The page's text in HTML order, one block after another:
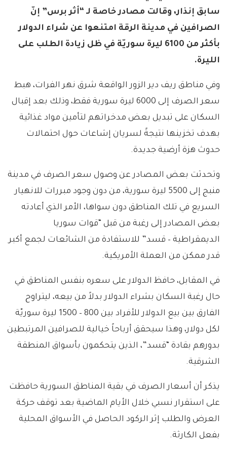
سابق إنذار، وقالت مصادر خاصة لـ “أثر برس” إنّ
الصرافين في مدينة الرقة امتنعوا عن شراء الدولار
بأكثر من 6100 ليرة سوريّة في ظل زيادة الطلب على
الليرة.
وفي مناطق ريف دير الزور الواقعة شرق نهر الفرات، هبط
سعر الصرف إلى 6000 ليرة سورية فقط، وذلك بعد إقبال
السكان على تبديل بعض مدخراتهم لتأمين مواد غذائية
بهدف تخزينها نتيجةً لسريان إشاعات حول احتمالات
حدوث هزة أرضية جديدة.
وتحدثت بعض المصادر عن وصول سعر الصرف في مدينة
منبج إلى 5500 ليرة سورية، من دون وجود مبررات للانهيار
السريع في تلك المناطق دون سواها، الأمر الذي أعادته
بعض المصادر إلى رغبة من قبل “قوات سوريا
الديمقراطية – قسد” للاستفادة من الشائعات لجمع أكبر
قدر ممكن من العملة الأمريكية.
في المقابل، حافظ الدولار على سعره بنفس المناطق في
حال رغبة السكان بشراء الدولار بدلاً من بيعه، ليتراوح
الفارق بين بيع الدولار للأفراد بين 800 – 1500 ليرة سوريّة
لكل دولار، وهذا سيحقق أرباحاً خيالية للصرافين المرتبطين
بدورهم بقادة “قسد”، الذين يتحكمون بأسواق المنطقة
الشرقية.
يذكر أن أسعار الصرف في بقية المناطق السورية حافظت
على استقرار نسبي خلال الأيام الماضية بعد توقف حركة
العرض والطلب إثر الركود الحاصل في الأسواق المحلية
بفعل الكارثة.